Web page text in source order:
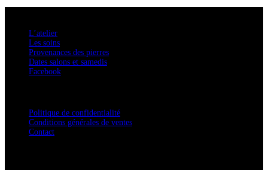
L’atelier
Les soins
Provenances des pierres
Dates salons et samedis
Facebook
Politique de confidentialité
Conditions générales de ventes
Contact